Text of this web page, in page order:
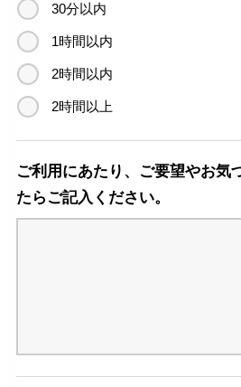
30分以内
1時間以内
2時間以内
2時間以上
ご利用にあたり、ご要望やお気
たらご記入ください。